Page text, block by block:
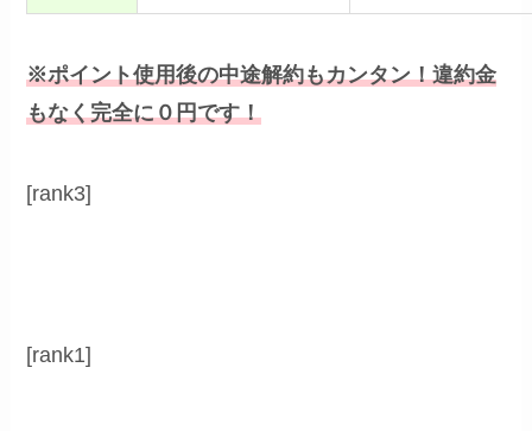
※ポイント使用後の中途解約もカンタン！違約金
もなく完全に０円です！
[rank3]
[rank1]